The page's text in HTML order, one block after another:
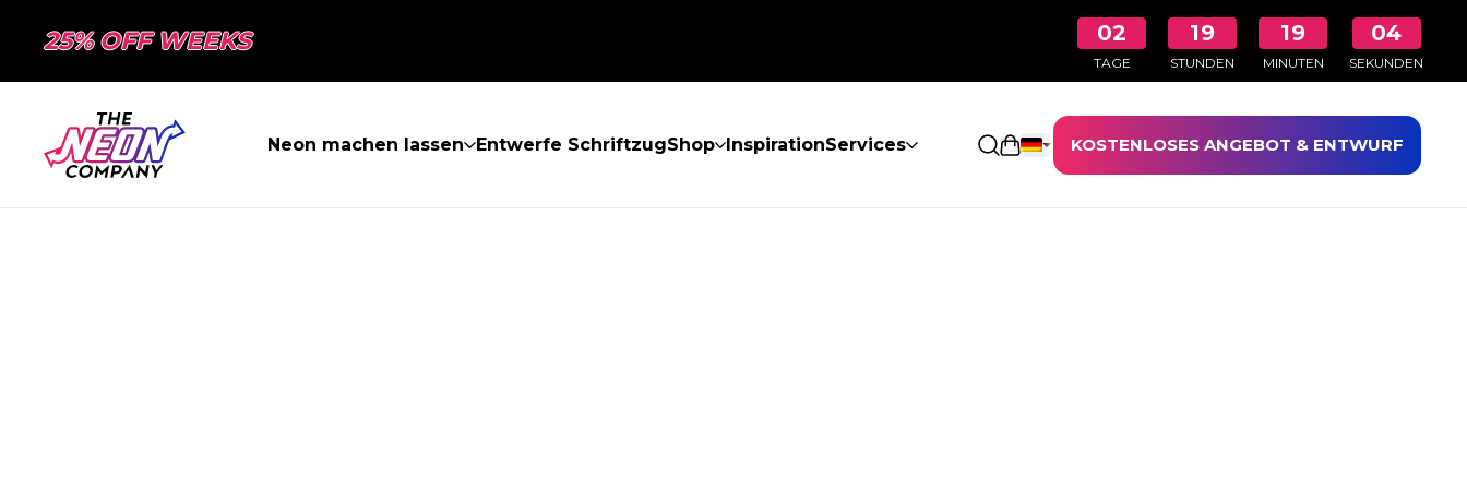
25% OFF WEEKS 02
TAGE
19
STUNDEN
19
MINUTEN
04
SEKUNDEN
Neon machen lassen Entwerfe SchriftzugShop InspirationServices Einkaufswagen öffnen
KOSTENLOSES ANGEBOT & ENTWURF